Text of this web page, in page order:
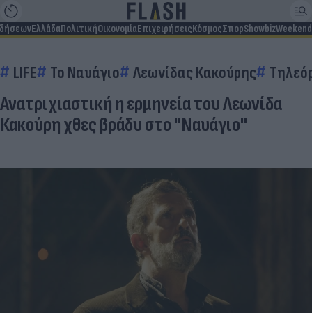
ΕλλάδαΠολιτικήΟικονομίαΕπιχειρήσειςΚόσμοςΣπορShowbizWeekend
LIFE Το Ναυάγιο Λεωνίδας Κακούρης
Ανατριχιαστική η ερμηνεία του Λεωνίδα
Κακούρη χθες βράδυ στο "Ναυάγιο"